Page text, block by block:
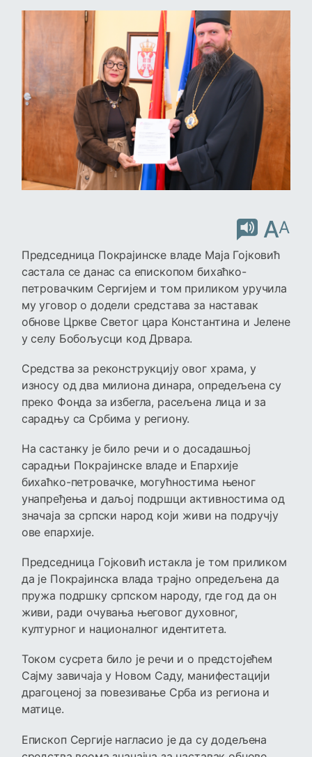
AA
Председница Покрајинске владе Маја Гојковић
састала се данас са епископом бихаћко-
петровачким Сергијем и том приликом уручила
му уговор о додели средстава за наставак
обнове Цркве Светог цара Константина и Јелене
у селу Бобољусци код Дрвара.
Средства за реконструкцију овог храма, у
износу од два милиона динара, опредељена су
преко Фонда за избегла, расељена лица и за
сарадњу са Србима у региону.
На састанку је било речи и о досадашњој
сарадњи Покрајинске владе и Епархије
бихаћко-петровачке, могућностима њеног
унапређења и даљој подршци активностима од
значаја за српски народ који живи на подручју
ове епархије.
Председница Гојковић истакла је том приликом
да је Покрајинска влада трајно опредељена да
пружа подршку српском народу, где год да он
живи, ради очувања његовог духовног,
културног и националног идентитета.
Током сусрета било је речи и о предстојећем
Сајму завичаја у Новом Саду, манифестацији
драгоценој за повезивање Срба из региона и
матице.
Епископ Сергије нагласио је да су додељена